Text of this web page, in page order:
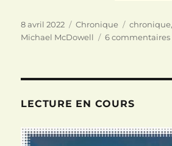
Publié
le
8 avril 2022 Catégories
Chronique Étiquettes
chronique
Michael McDowell
6 commentaires
LECTURE EN COURS